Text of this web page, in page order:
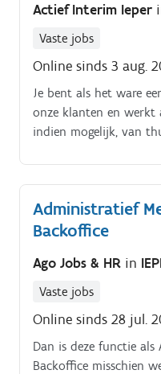
Actief Interim Ieper
Vaste jobs
Online sinds 3 aug.
Je bent als het ware
onze klanten en werkt
indien mogelijk, van
Administratief
Backoffice
Ago Jobs & HR in
Vaste jobs
Online sinds 28 jul.
Dan is deze functie
Backoffice misschien